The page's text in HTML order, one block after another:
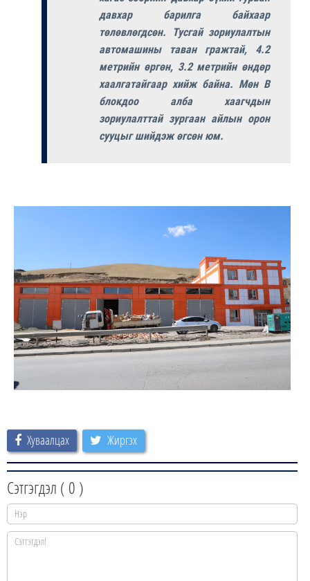
давхар барилга байхаар
төлөвлөгдсөн. Тусгай зориулалтын
автомашины таван гражтай, 4.2
метрийн өргөн, 3.2 метрийн өндөр
хаалгатайгаар хийж байна. Мөн В
блокдоо алба хаагчдын
зориулалттай зургаан айлын орон
сууцыг шийдэж өгсөн юм.
Хуваалцах Жиргэх
Сэтгэгдэл ( 0 )